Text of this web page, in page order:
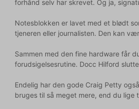
forhånd selv har skrevet. Og ja,
Notesblokken er lavet med et blødt
tjeneren eller journalisten. Den kan
Sammen med den fine hardware får
forudsigelsesrutine. Docc Hilford
Endelig har den gode Craig Petty
bruges til så meget mere, end du lige